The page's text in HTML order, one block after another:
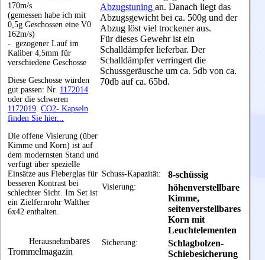
170m/s
(gemessen habe ich mit
0,5g Geschossen eine V0
162m/s)
- gezogener Lauf im
Kaliber 4,5mm für
verschiedene Geschosse
Diese Geschosse würden
gut passen: Nr. 1172014
oder die schweren
1172019. CO2- Kapseln
finden Sie hier...
Abzugstuning an. Danach liegt das
Abzugsgewicht bei ca. 500g und der
Abzug löst viel trockener aus.
Für dieses Gewehr ist ein
Schalldämpfer lieferbar. Der
Schalldämpfer verringert die
Schussgeräusche um ca. 5db von ca.
70db auf ca. 65bd.
Die offene Visierung (über
Kimme und Korn) ist auf
dem modernsten Stand und
verfügt über spezielle
Einsätze aus Fieberglas für
besseren Kontrast bei
schlechter Sicht. Im Set ist
ein Zielfernrohr Walther
6x42 enthalten.
Herausnehmbares
Trommelmagazin
Schuss-Kapazität: 8-schüssig
Visierung:
höhenverstellbare
Kimme,
seitenverstellbares
Korn mit
Leuchtelementen
Sicherung:
Schlagbolzen-
Schiebesicherung